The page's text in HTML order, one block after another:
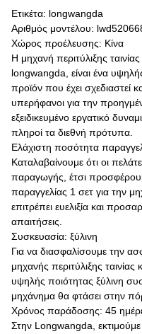
Ετικέτα: longwangda
Αριθμός μοντέλου:
Χώρος προέλευσης: Κίνα
Η μηχανή περιτύλιξης
longwangda, είναι ένα
προϊόν που έχει σχεδιαστεί
υπερήφανοι για την
εξειδικευμένο εργατικό
πληροί τα διεθνή πρότυπα.
Ελάχιστη ποσότητα
Καταλαβαίνουμε ότι οι
παραγωγής, έτσι
παραγγελίας 1 σετ για την
επιτρέπει ευελιξία και
απαιτήσεις.
Συσκευασία: ξύλινη
Για να διασφαλίσουμε την
μηχανής περιτύλιξης
υψηλής ποιότητας ξύλινη
μηχάνημα θα φτάσει στην
Χρόνος παράδοσης: 45
Στην Longwangda,